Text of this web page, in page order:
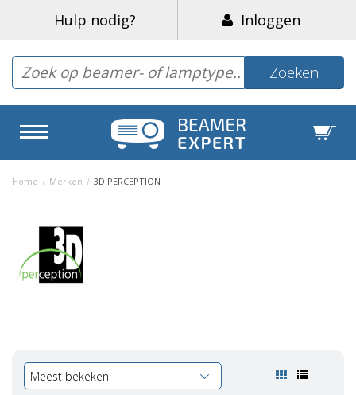
Hulp nodig? Inloggen
Zoeken
Home / Merken / 3D PERCEPTION
Meest bekeken